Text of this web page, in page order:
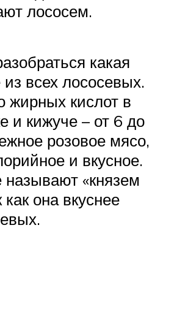
лососем.
какая
всех лососевых.
жирных кислот в
и кижуче – от 6 до
розовое мясо,
и вкусное.
«князем
как она вкуснее